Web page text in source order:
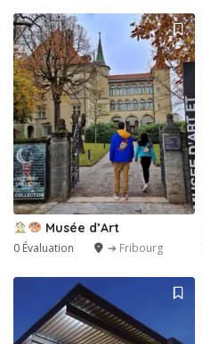
Musée d’Art
0 Évaluation ➔ Fribourg